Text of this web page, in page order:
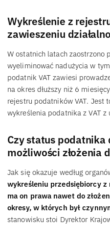
Wykreślenie z
zawieszeniu
W ostatnich latach zaostrzono
wyeliminować nadużycia w
podatnik VAT zawiesi
na okres dłuższy niż 6
rejestru podatników VAT. Jest
wykreślenia podatnika z VAT z
Czy status podatnika
możliwości złożenia
Jak się okazuje według
wykreśleniu przedsiębiorcy
ma on prawa nawet do
okresy, w których był
stanowisku stoi Dyrektor